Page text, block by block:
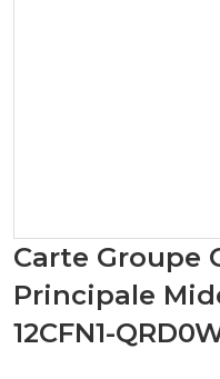
Carte Groupe
Principale
12CFN1-